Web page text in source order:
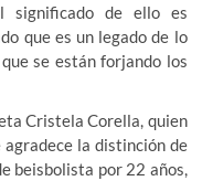
significado de ello es
que es un legado de lo
se están forjando los
Cristela Corella, quien
agradece la distinción de
beisbolista por 22 años,